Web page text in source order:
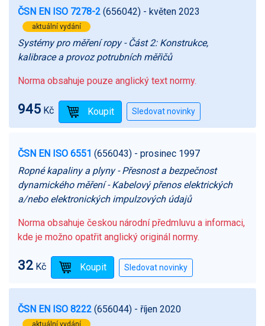
ČSN EN ISO 7278-2 (656042) - květen 2023
aktuální vydání
Systémy pro měření ropy - Část 2: Konstrukce,
kalibrace a provoz potrubních měřičů
Norma obsahuje pouze anglický text normy.
945 Kč
ČSN EN ISO 6551 (656043) - prosinec 1997
Ropné kapaliny a plyny - Přesnost a bezpečnost
dynamického měření - Kabelový přenos elektrických
a/nebo elektronických impulzových údajů
Norma obsahuje českou národní předmluvu a informaci,
kde je možno opatřit anglický originál normy.
32 Kč
ČSN EN ISO 8222 (656044) - říjen 2020